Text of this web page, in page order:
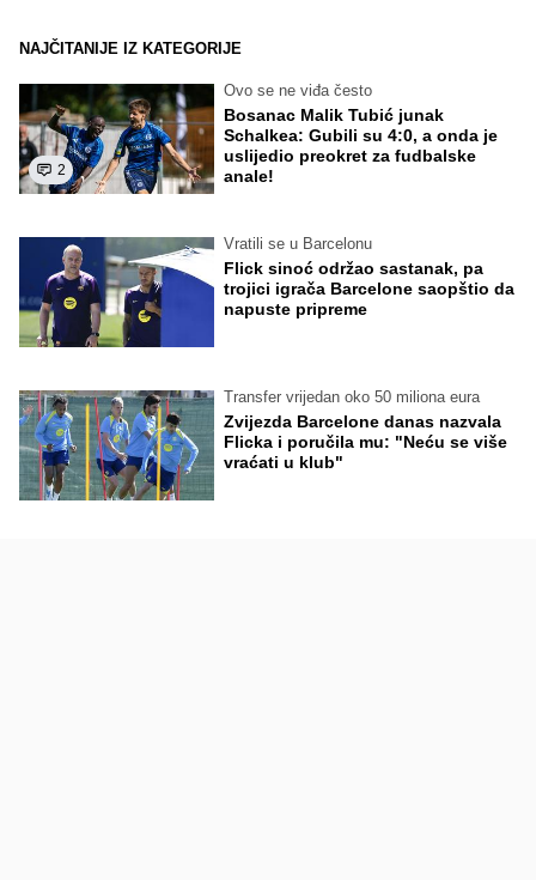
NAJČITANIJE IZ KATEGORIJE
2
Ovo se ne viđa često
Bosanac Malik Tubić junak
Schalkea: Gubili su 4:0, a onda je
uslijedio preokret za fudbalske
anale!
Vratili se u Barcelonu
Flick sinoć održao sastanak, pa
trojici igrača Barcelone saopštio da
napuste pripreme
Transfer vrijedan oko 50 miliona eura
Zvijezda Barcelone danas nazvala
Flicka i poručila mu: "Neću se više
vraćati u klub"